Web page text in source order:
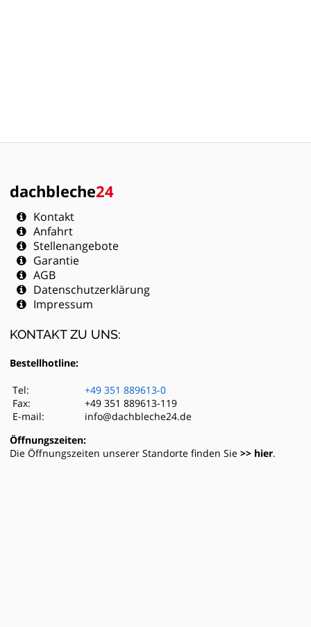
dachbleche24
Kontakt
Anfahrt
Stellenangebote
Garantie
AGB
Datenschutzerklärung
Impressum
KONTAKT ZU UNS:
Bestellhotline:
Tel:
Fax:
E-mail:
+49 351 889613-0
+49 351 889613-119
info@dachbleche24.de
Öffnungszeiten:
Die Öffnungszeiten unserer Standorte finden Sie >> hier.